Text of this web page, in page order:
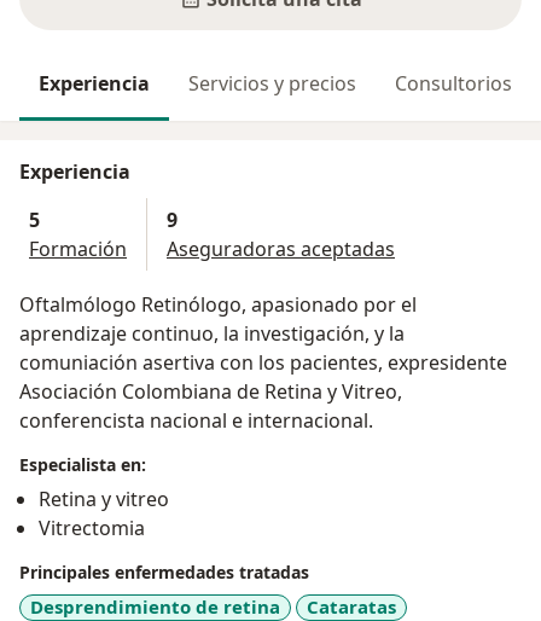
Experiencia Servicios y precios Consultorios
Experiencia
5
Formación
9
Aseguradoras aceptadas
Oftalmólogo Retinólogo, apasionado por el
aprendizaje continuo, la investigación, y la
comuniación asertiva con los pacientes, expresidente
Asociación Colombiana de Retina y Vitreo,
conferencista nacional e internacional.
Especialista en:
Retina y vitreo
Vitrectomia
Principales enfermedades tratadas
Desprendimiento de retina
Cataratas